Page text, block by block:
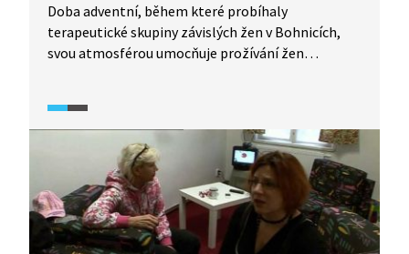
Doba adventní, během které probíhaly
terapeutické skupiny závislých žen v Bohnicích,
svou atmosférou umocňuje prožívání žen
provázanost s problémy závislosti. Ukazuje se, že
jde o spojené nádoby.